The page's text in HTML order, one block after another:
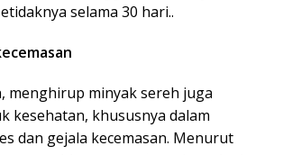
selama 30 hari..
menghirup minyak sereh juga
kesehatan, khususnya dalam
dan gejala kecemasan. Menurut